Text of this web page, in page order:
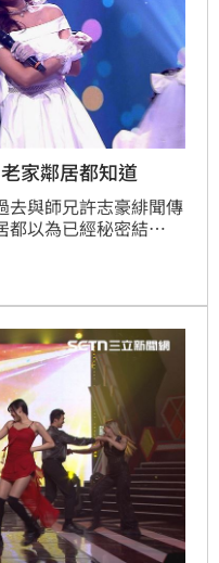
家鄰居都知道
去與師兄許志豪緋聞傳
都以為已經秘密結
家真的問到我媽都不